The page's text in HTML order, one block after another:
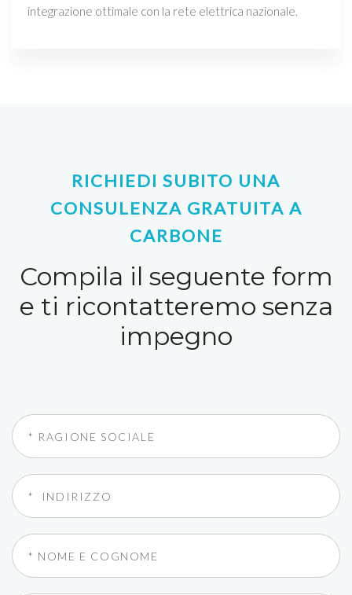
integrazione ottimale con la rete elettrica nazionale.
RICHIEDI SUBITO UNA
CONSULENZA GRATUITA A
CARBONE
Compila il seguente form
e ti ricontatteremo senza
impegno